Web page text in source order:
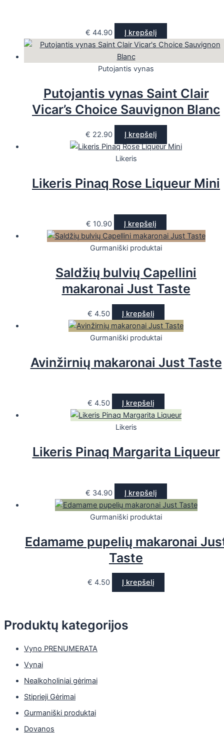
Produktų kategorijos
Vyno PRENUMERATA
Vynai
Nealkoholiniai gėrimai
Stiprieji Gėrimai
Gurmaniški produktai
Dovanos
€ 44.90 Į krepšelį
Putojantis vynas
Putojantis vynas Saint Clair
Vicar’s Choice Sauvignon Blanc
€ 22.90 Į krepšelį
Likeris
Likeris Pinaq Rose Liqueur Mini
€ 10.90 Į krepšelį
Gurmaniški produktai
Saldžių bulvių Capellini
makaronai Just Taste
€ 4.50 Į krepšelį
Gurmaniški produktai
Avinžirnių makaronai Just Taste
€ 4.50 Į krepšelį
Likeris
Likeris Pinaq Margarita Liqueur
€ 34.90 Į krepšelį
Gurmaniški produktai
Edamame pupelių makaronai
Taste
€ 4.50 Į krepšelį